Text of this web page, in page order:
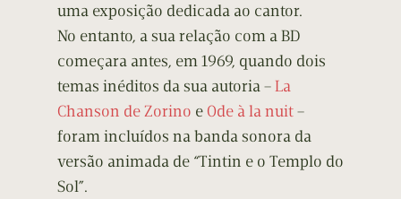
uma exposição dedicada ao cantor.
No entanto, a sua relação com a BD
começara antes, em 1969, quando dois
temas inéditos da sua autoria –La
Chanson de Zorino e Ode à la nuit–
foram incluídos na banda sonora da
versão animada de “Tintin e o Templo do
Sol”.